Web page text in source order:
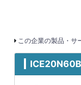
この企業の製品・